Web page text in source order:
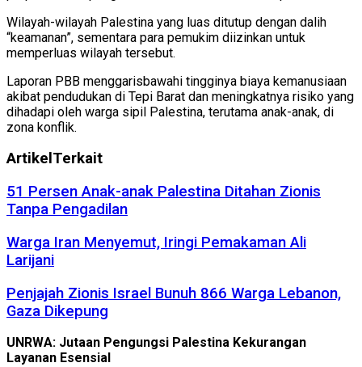
Wilayah-wilayah Palestina yang luas ditutup dengan dalih
“keamanan”, sementara para pemukim diizinkan untuk
memperluas wilayah tersebut.
Laporan PBB menggarisbawahi tingginya biaya kemanusiaan
akibat pendudukan di Tepi Barat dan meningkatnya risiko yang
dihadapi oleh warga sipil Palestina, terutama anak-anak, di
zona konflik.
Artikel Terkait
51 Persen Anak-anak Palestina Ditahan Zionis
Tanpa Pengadilan
Warga Iran Menyemut, Iringi Pemakaman Ali
Larijani
Penjajah Zionis Israel Bunuh 866 Warga Lebanon,
Gaza Dikepung
UNRWA: Jutaan Pengungsi Palestina Kekurangan
Layanan Esensial